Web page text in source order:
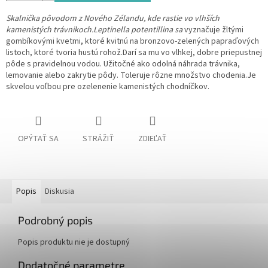
Skalnička pôvodom z Nového Zélandu, kde rastie vo vlhších
kamenistých trávnikoch.Leptinella potentillina savyznačuje žltými
gombíkovými kvetmi, ktoré kvitnú na bronzovo-zelených papraďových
listoch, ktoré tvoria hustú rohož.Darí sa mu vo vlhkej, dobre priepustnej
pôde s pravidelnou vodou. Užitočné ako odolná náhrada trávnika,
lemovanie alebo zakrytie pôdy. Toleruje rôzne množstvo chodenia.Je
skvelou voľbou pre ozelenenie kamenistých chodníčkov.
OPÝTAŤ SA STRÁŽIŤ ZDIEĽAŤ
Popis Diskusia
Podrobný popis
Popis produktu nie je dostupný
Dodatočné parametre